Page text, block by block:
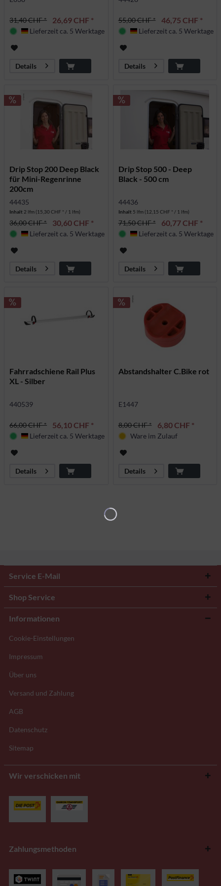
31,40 CHF * 26,69 CHF *
Deutschland
Lieferzeit ca. 5 Werktage
Details
55,00 CHF * 46,75 CHF *
Deutschland
Lieferzeit ca. 5 Werktage
Details
Drip Stop 200 Deep Black
für Mini-Regenrinne
200cm
44435
Inhalt 2 lfm (15,30 CHF * / 1 lfm)
36,00 CHF * 30,60 CHF *
Deutschland
Lieferzeit ca. 5 Werktage
Details
Drip Stop 500 - Deep
Black - 500 cm
44436
Inhalt 5 lfm (12,15 CHF * / 1 lfm)
71,50 CHF * 60,77 CHF *
Deutschland
Lieferzeit ca. 5 Werktage
Details
Fahrradschiene Rail Plus
XL - Silber
440539
66,00 CHF * 56,10 CHF *
Deutschland
Lieferzeit ca. 5 Werktage
Details
Abstandshalter C.Bike rot
E1447
8,00 CHF * 6,80 CHF *
Ware im Zulauf
Details
Service E-Mail
Shop Service
Informationen
Cookie-Einstellungen
Impressum
Über uns
Versand und Zahlung
AGB
Datenschutz
Sitemap
Wir verschicken mit
Zahlungsmethoden